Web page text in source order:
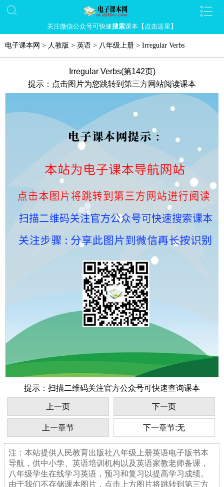
关注微信公众号可快速搜索课本【点击这里】
电子课本网 > 人教版 > 英语 > 八年级上册 > Irregular Verbs
Irregular Verbs(第142页)
提示：点击图片为您跳转到第三方网站阅读课本
提示：扫描二维码关注官方公众号可快速查询课本
上一页 下一页
上一章节 下一章节:无
注：本站提供人民教育出版社八年级上册英语电子版书本
导航，供中小学、英语培训机构以及英语家教老师备课，
八年级学生在线学习英语，预习和复习以提高学习成绩。
由于我们不存储课本图片，点击上方图片将跳转到第三方